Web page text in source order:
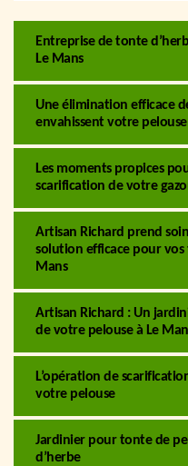
Entreprise de tonte
Le Mans
Une élimination efficace
envahissent votre
Les moments propices
scarification de votre
Artisan Richard prend
solution efficace pour vos
Mans
Artisan Richard : Un
de votre pelouse à Le
L’opération de
votre pelouse
Jardinier pour tonte de
d’herbe